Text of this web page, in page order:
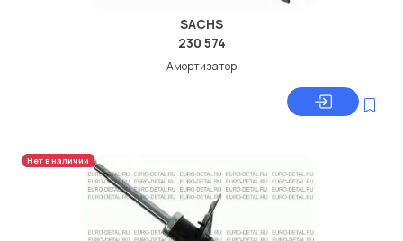
SACHS
230 574
Амортизатор
Нет в наличии